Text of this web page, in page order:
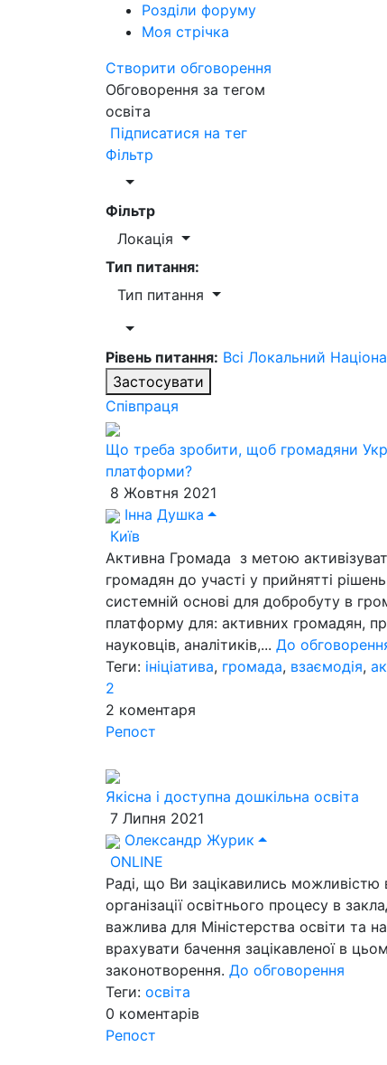
Розділи форуму
Моя стрічка
Створити обговорення
Обговорення за тегом
освіта
Підписатися на тег
Фільтр
Фільтр
Локація
Тип питання:
Тип питання
Рівень питання: Всі Локальний
Застосувати
Співпраця
Що треба зробити, щоб громадяни
платформи?
8 Жовтня 2021
Інна Душка
Київ
Активна Громада з метою
громадян до участі у прийнятті
системній основі для добробуту в
платформу для: активних громадян,
науковців, аналітиків,... До
Теги: ініціатива, громада, взаємодія,
2
2 коментаря
Репост
Якісна і доступна дошкільна освіта
7 Липня 2021
Олександр Журик
ONLINE
Раді, що Ви зацікавились можливістю
організації освітнього процесу в
важлива для Міністерства освіти та
врахувати бачення зацікавленої в
законотворення. До обговорення
Теги: освіта
0 коментарів
Репост